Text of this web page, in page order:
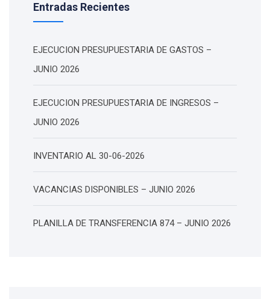
Entradas Recientes
EJECUCION PRESUPUESTARIA DE GASTOS –
JUNIO 2026
EJECUCION PRESUPUESTARIA DE INGRESOS –
JUNIO 2026
INVENTARIO AL 30-06-2026
VACANCIAS DISPONIBLES – JUNIO 2026
PLANILLA DE TRANSFERENCIA 874 – JUNIO 2026